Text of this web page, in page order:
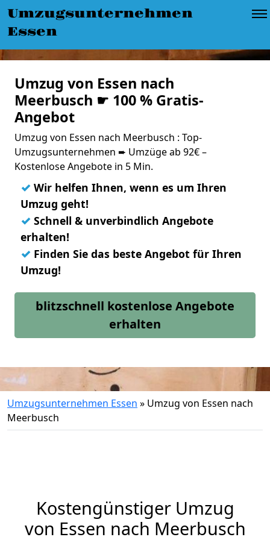
Umzugsunternehmen
Essen
Umzug von Essen nach
Meerbusch ☛ 100 % Gratis-
Angebot
Umzug von Essen nach Meerbusch : Top-
Umzugsunternehmen ➨ Umzüge ab 92€ –
Kostenlose Angebote in 5 Min.
✓ Wir helfen Ihnen, wenn es um Ihren
Umzug geht!
✓ Schnell & unverbindlich Angebote
erhalten!
✓ Finden Sie das beste Angebot für Ihren
Umzug!
blitzschnell kostenlose Angebote
erhalten
Umzugsunternehmen Essen » Umzug von Essen nach
Meerbusch
Kostengünstiger Umzug
von Essen nach Meerbusch